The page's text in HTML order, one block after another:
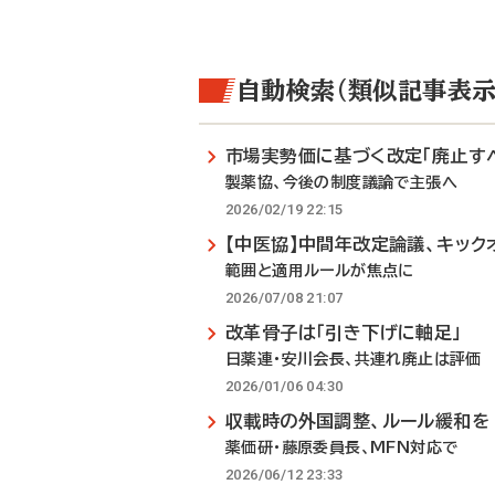
自動検索（類似記事表示
市場実勢価に基づく改定「廃止す
製薬協、今後の制度議論で主張へ
2026/02/19 22:15
【中医協】中間年改定論議、キック
範囲と適用ルールが焦点に
2026/07/08 21:07
改革骨子は「引き下げに軸足」
日薬連・安川会長、共連れ廃止は評価
2026/01/06 04:30
収載時の外国調整、ルール緩和を
薬価研・藤原委員長、MFN対応で
2026/06/12 23:33